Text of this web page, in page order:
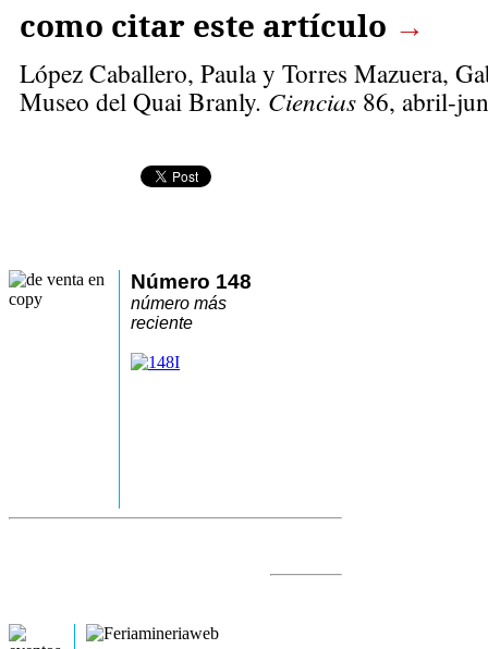
como citar este artículo →
López Caballero, Paulay Torres Mazuera,
Museo del Quai Branly. Ciencias 86, abril-
Número 148
número más
reciente